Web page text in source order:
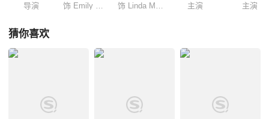
导演 主演 主演
猜你喜欢